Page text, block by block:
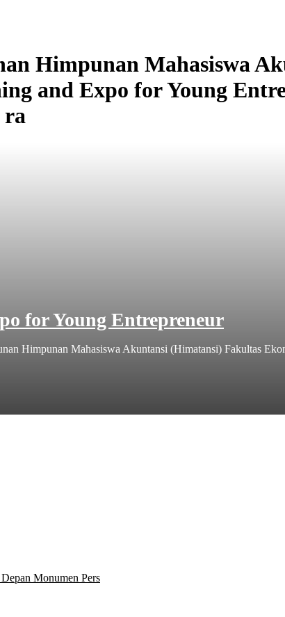
Himpunan Mahasiswa
and Expo for Young
ra
for Young Entrepreneur
Himpunan Mahasiswa Akuntansi (Himatansi) Fakultas
Monumen Pers